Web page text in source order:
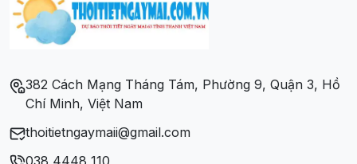
Xã Tân Đoàn
Xã Tràng Các
Xã Tràng Phái
382 Cách Mạng Tháng Tám, Phường 9, Quận 3, Hồ
Chí Minh, Việt Nam
thoitietngaymaii@gmail.com